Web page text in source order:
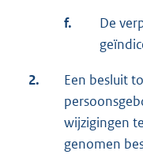
f.
De
2.
Een besluit
wijzigingen
genomen